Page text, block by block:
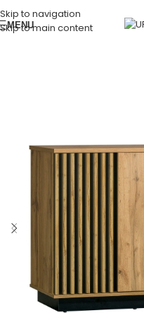
Skip to navigation
Skip to main content
MENU